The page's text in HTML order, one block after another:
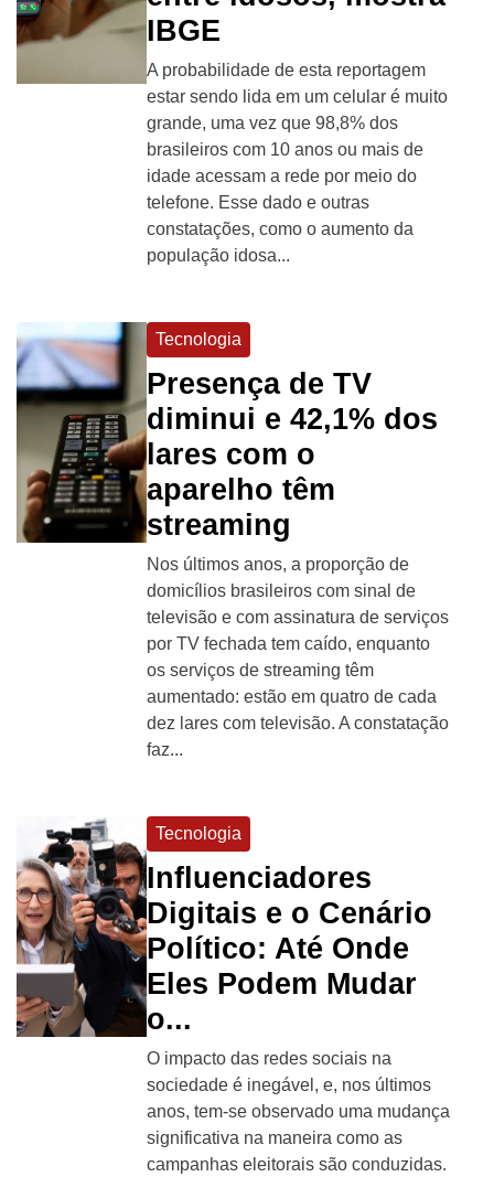
IBGE
A probabilidade de esta reportagem
estar sendo lida em um celular é muito
grande, uma vez que 98,8% dos
brasileiros com 10 anos ou mais de
idade acessam a rede por meio do
telefone. Esse dado e outras
constatações, como o aumento da
população idosa...
Tecnologia
Presença de TV
diminui e 42,1% dos
lares com o
aparelho têm
streaming
Nos últimos anos, a proporção de
domicílios brasileiros com sinal de
televisão e com assinatura de serviços
por TV fechada tem caído, enquanto
os serviços de streaming têm
aumentado: estão em quatro de cada
dez lares com televisão. A constatação
faz...
Tecnologia
Influenciadores
Digitais e o Cenário
Político: Até Onde
Eles Podem Mudar
o...
O impacto das redes sociais na
sociedade é inegável, e, nos últimos
anos, tem-se observado uma mudança
significativa na maneira como as
campanhas eleitorais são conduzidas.